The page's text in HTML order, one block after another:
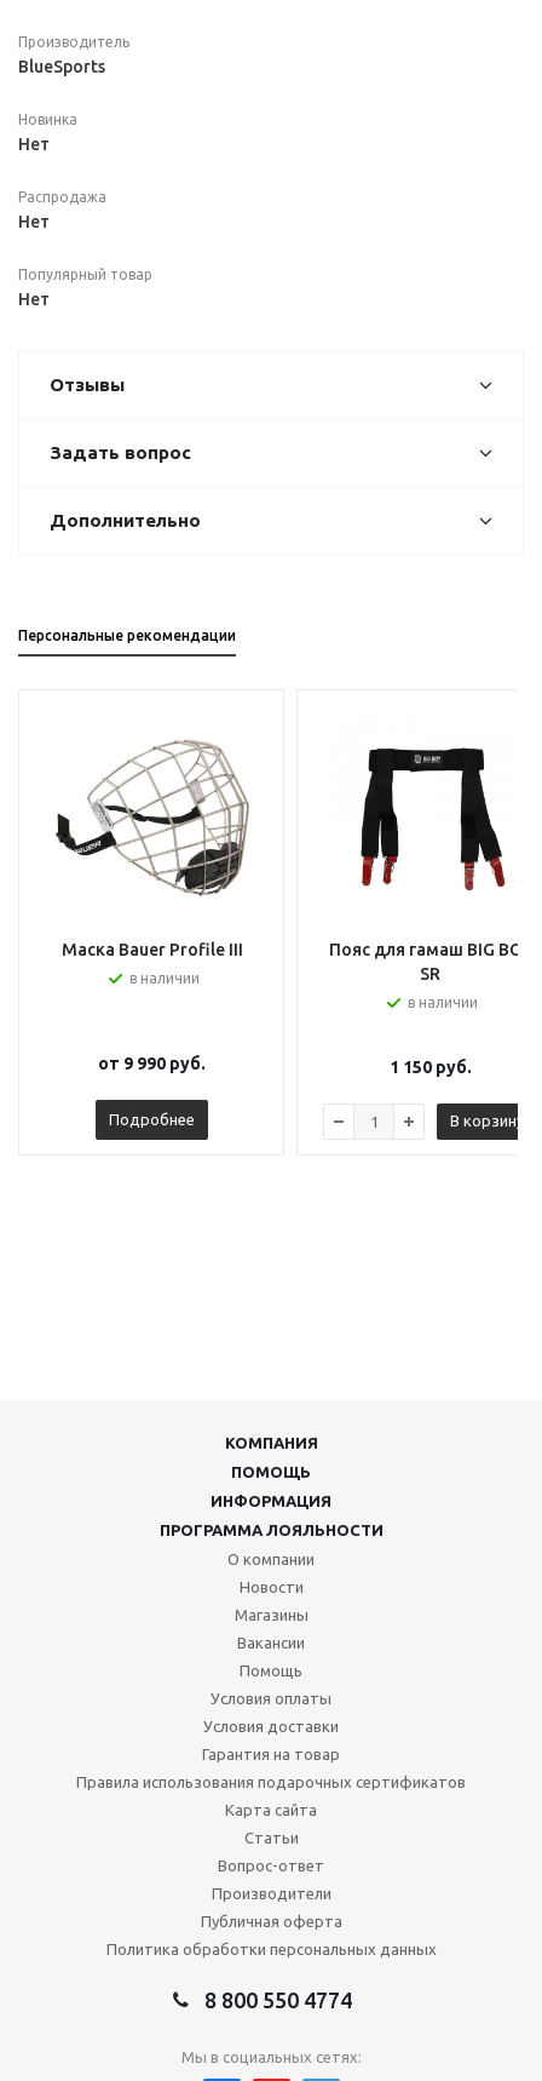
Производитель
BlueSports
Новинка
Нет
Распродажа
Нет
Популярный товар
Нет
Отзывы
Задать вопрос
Дополнительно
Персональные рекомендации
Маска Bauer Profile III
в наличии
от 9 990 руб.
Подробнее
Пояс для гамаш BIG BOY
SR
в наличии
1 150руб.
В корзину
КОМПАНИЯ
ПОМОЩЬ
ИНФОРМАЦИЯ
ПРОГРАММА ЛОЯЛЬНОСТИ
О компании
Новости
Магазины
Вакансии
Помощь
Условия оплаты
Условия доставки
Гарантия на товар
Правила использования подарочных сертификатов
Карта сайта
Статьи
Вопрос-ответ
Производители
Публичная оферта
Политика обработки персональных данных
8 800 550 4774
Мы в социальных сетях: